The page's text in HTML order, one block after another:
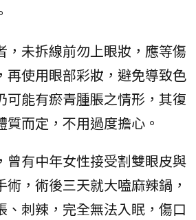
，未拆線前勿上眼妝，應等傷
再使用眼部彩妝，避免導致色
可能有瘀青腫脹之情形，其復
而定，不用過度擔心。
曾有中年女性接受割雙眼皮與
，術後三天就大嗑麻辣鍋，
、刺辣，完全無法入眠，傷口